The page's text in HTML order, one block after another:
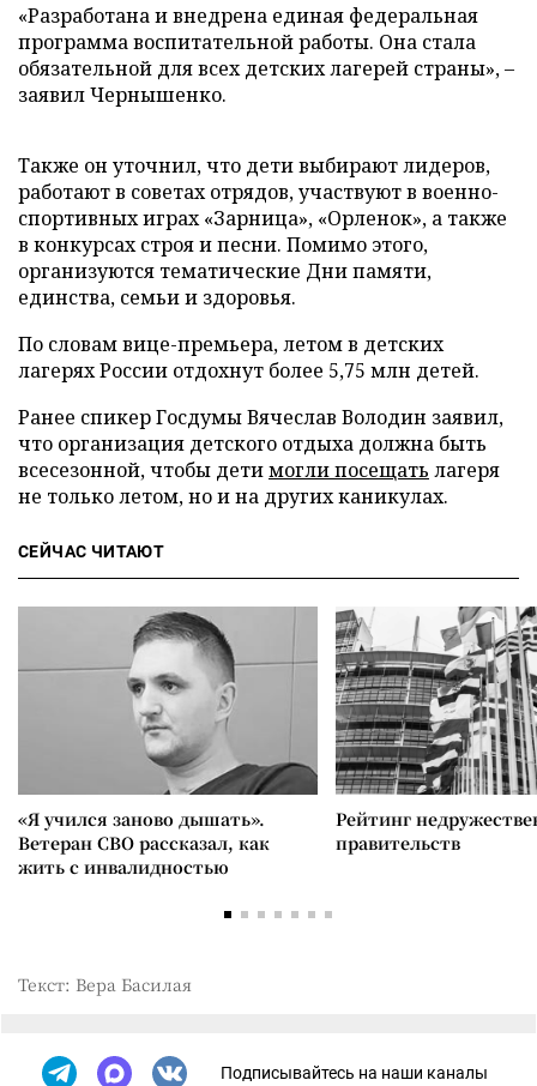
«Разработана и внедрена единая федеральная
программа воспитательной работы. Она стала
обязательной для всех детских лагерей страны», –
заявил Чернышенко.
Также он уточнил, что дети выбирают лидеров,
работают в советах отрядов, участвуют в военно-
спортивных играх «Зарница», «Орленок», а также
в конкурсах строя и песни. Помимо этого,
организуются тематические Дни памяти,
единства, семьи и здоровья.
По словам вице-премьера, летом в детских
лагерях России отдохнут более 5,75 млн детей.
Ранее спикер Госдумы Вячеслав Володин заявил,
что организация детского отдыха должна быть
всесезонной, чтобы детимогли посещать лагеря
не только летом, но и на других каникулах.
СЕЙЧАС ЧИТАЮТ
«Я учился заново дышать».
Ветеран СВО рассказал, как
жить с инвалидностью
Рейтинг
правительств
Текст: Вера Басилая
Подписывайтесь на наши каналы